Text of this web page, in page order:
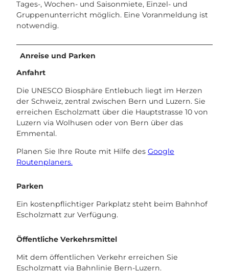
Tages-, Wochen- und Saisonmiete, Einzel- und
Gruppenunterricht möglich. Eine Voranmeldung ist
notwendig.
Anreise und Parken
Anfahrt
Die UNESCO Biosphäre Entlebuch liegt im Herzen
der Schweiz, zentral zwischen Bern und Luzern. Sie
erreichen Escholzmatt über die Hauptstrasse 10 von
Luzern via Wolhusen oder von Bern über das
Emmental.
Planen Sie Ihre Route mit Hilfe des Google
Routenplaners.
Parken
Ein kostenpflichtiger Parkplatz steht beim Bahnhof
Escholzmatt zur Verfügung.
Öffentliche Verkehrsmittel
Mit dem öffentlichen Verkehr erreichen Sie
Escholzmatt via Bahnlinie Bern-Luzern.